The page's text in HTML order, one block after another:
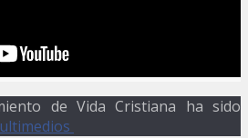
de Vida Cristiana ha sido